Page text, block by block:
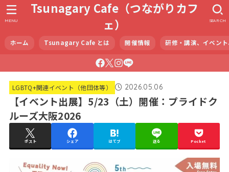
Tsunagary Cafe（つながりカフ
ェ）
ホーム Tsunagary Cafe とは 開催情報 研修・講演、イベン
SEARCH
MENU
LGBTQ+関連イベント（他団体等） 2026.05.06
【イベント出展】5/23（土）開催：プライドク
ルーズ大阪2026
ポスト シェア はてブ 送る Pocket